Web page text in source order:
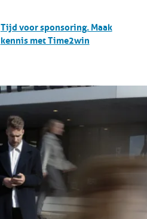
Tijd voor sponsoring. Maak
kennis met Time2win